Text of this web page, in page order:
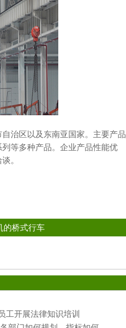
治区以及东南亚国家。主要产品
等多种产品。企业产品性能优
。
的桥式行车
工开展法律知识培训